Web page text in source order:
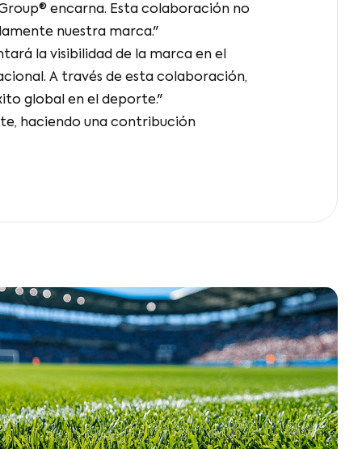
encarna. Esta colaboración no
nuestra marca."
la visibilidad de la marca en el
A través de esta colaboración,
global en el deporte."
haciendo una contribución